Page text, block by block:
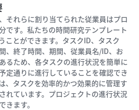
それらに割り当てられた従業員はプロ
です。私たちの時間研究テンプレート
ことができます。タスクID、タスク
、終了時間、期間、従業員名/ID、お
るため、各タスクの進行状況を簡単に
定通りに進行していることを確認でき
、タスクを効率的かつ効果的に管理す
れています。プロジェクトの進行状況
きます。